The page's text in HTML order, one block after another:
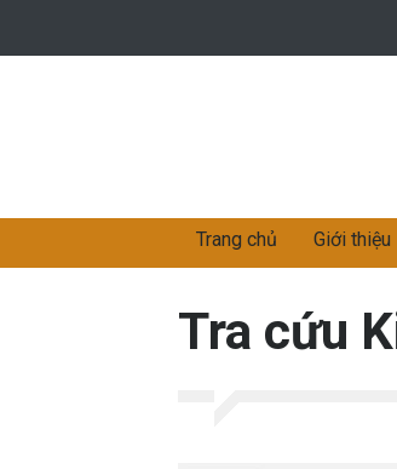
Trang chủ Giới thiệu
Tra cứu